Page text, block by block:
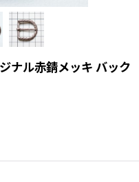
ナル赤錆メッキ バック